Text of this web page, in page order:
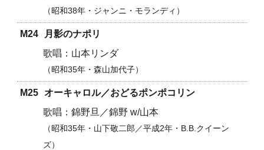
昭和38年・ ジャンニ・モランディ
M24
月影のナポリ
山本リンダ
昭和35年・森山加代子
M25 オーキャロル／おどるポンポコリン
錦野旦／錦野 w/山本
昭和35年・山下敬二郎／平成2年・B.B.クイーン
ズ